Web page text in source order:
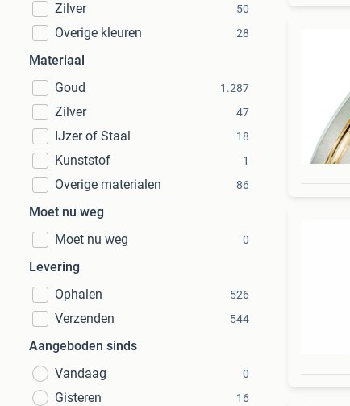
Zilver 50
Overige kleuren 28
Materiaal
Goud
1.287
Zilver 47
IJzer of Staal 18
Kunststof 1
Overige materialen 86
Moet nu weg
Moet nu weg
0
Levering
Ophalen
526
Verzenden 544
Aangeboden sinds
Vandaag
0
Gisteren 16